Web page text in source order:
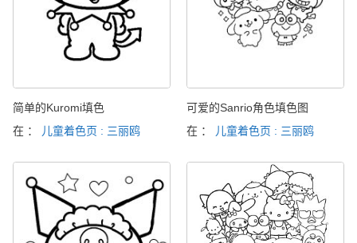
简单的Kuromi填色
在 ：
儿童着色页 : 三丽鸥
可爱的Sanrio角色填色图
在 ：
儿童着色页 : 三丽鸥